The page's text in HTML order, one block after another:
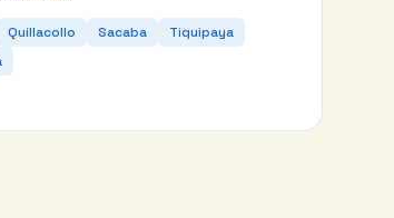
Quillacollo Sacaba
Tiquipaya